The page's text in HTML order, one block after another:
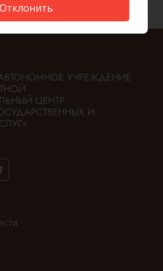
УЧРЕЖДЕНИЕ
ЦЕНТР
И
Отклонить